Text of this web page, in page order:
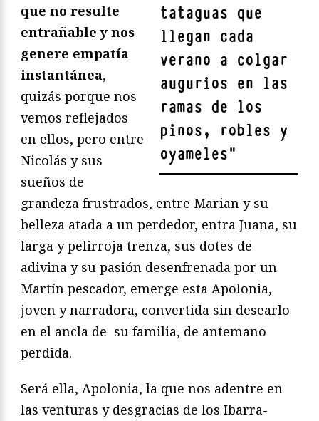
tataguas que
llegan cada
verano a colgar
augurios en las
ramas de los
pinos, robles y
oyameles"
que no resulte
entrañable y nos
genere empatía
instantánea,
quizás porque nos
vemos reflejados
en ellos, pero entre
Nicolás y sus
sueños de
grandeza frustrados, entre Marian y su
belleza atada a un perdedor, entra Juana, su
larga y pelirroja trenza, sus dotes de
adivina y su pasión desenfrenada por un
Martín pescador, emerge esta Apolonia,
joven y narradora, convertida sin desearlo
en el ancla de su familia, de antemano
perdida.
Será ella, Apolonia, la que nos adentre en
las venturas y desgracias de los Ibarra-